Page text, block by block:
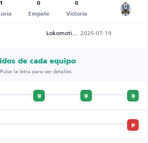
1
0
Empate
0
Victoria
Lokomotiva Zagreb 2025-07-19
de cada equipo
la letra para ver detalles
g
g
g
p